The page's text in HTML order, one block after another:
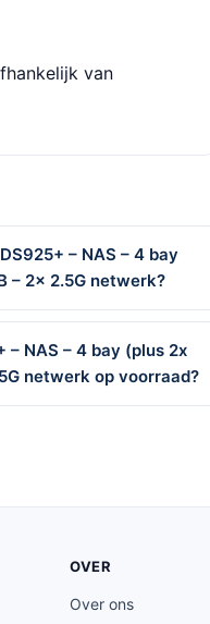
van
– NAS – 4 bay
– 2x 2.5G netwerk?
– NAS – 4 bay (plus 2x
netwerk op voorraad?
OVER
Over ons